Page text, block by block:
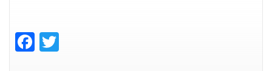
Facebook